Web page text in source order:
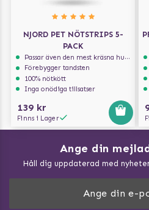
NJORD PET NÖTSTRIPS 5-
PACK
Passar även den mest kräsna hunden
Förebygger tandsten
100% nötkött
Inga onödiga tillsatser
139 kr
Finns i Lager
Ange din
Håll dig uppdaterad med
Vad kan hundar äta?